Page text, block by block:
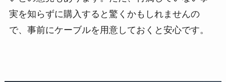
実を知らずに購入すると驚くかもしれませんの
で、事前にケーブルを用意しておくと安心です。